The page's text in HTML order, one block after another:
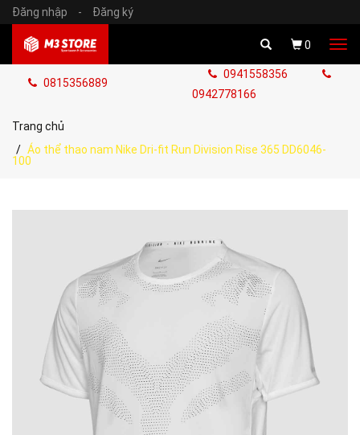
Đăng nhập - Đăng ký
0
0815356889
0941558356
0942778166
Trang chủ
Áo thể thao nam Nike Dri-fit Run Division Rise 365 DD6046-
100